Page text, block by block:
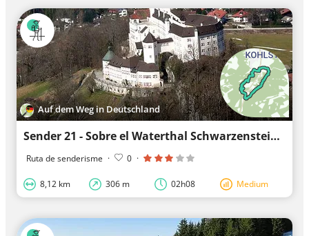
Auf dem Weg in Deutschland
Sender 21 - Sobre el Waterthal Schwarzenstein
Ruta de senderisme · 0 ·
8,12 km 306 m 02h08 Medium